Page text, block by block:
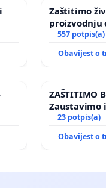
Zaštitimo
proizvodnju
uništavanja
kuge
557 potpis(a)
Obavijest o
ZAŠTITIMO
Zaustavimo
elektrane
Ugljana
23 potpis(a)
Obavijest o